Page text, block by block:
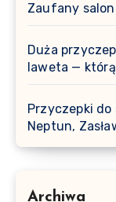
Zaufany
Duża
laweta —
Przyczepki
Neptun,
Archiwa